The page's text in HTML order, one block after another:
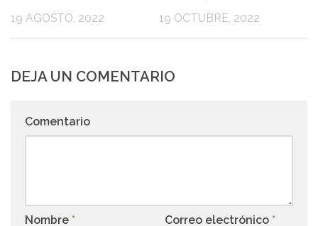
19 AGOSTO, 2022 19 OCTUBRE, 2022
DEJA UN COMENTARIO
Comentario
Nombre * Correo electrónico *